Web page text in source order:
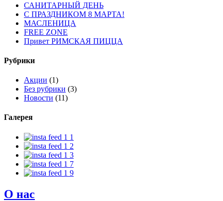
САНИТАРНЫЙ ДЕНЬ
С ПРАЗДНИКОМ 8 МАРТА!
МАСЛЕНИЦА
FREE ZONE
Привет РИМСКАЯ ПИЦЦА
Рубрики
Акции (1)
Без рубрики (3)
Новости (11)
Галерея
О нас